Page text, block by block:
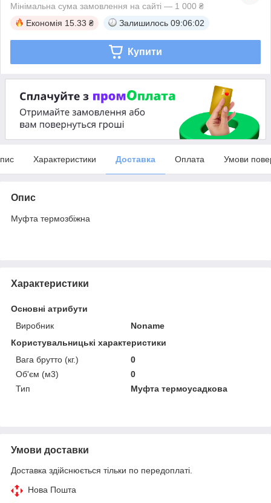
Мінімальна сума замовлення на сайті — 1 000 ₴
Економія 15.33 ₴ Залишилось 09:06:02
Купити
Характеристики Доставка Оплата Умови
Опис
Муфта термозбіжна
Характеристики
Основні атрибути
Виробник
Noname
Користувальницькі характеристики
Вага брутто (кг.)
0
Об'єм (м3)
0
Тип
Муфта термоусадкова
Умови доставки
Доставка здійснюється тільки по передоплаті.
Нова Пошта